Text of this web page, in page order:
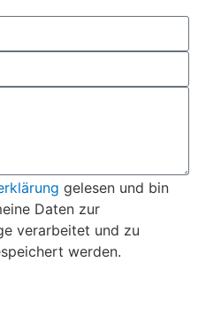
gelesen und bin
Daten zur
verarbeitet und zu
werden.